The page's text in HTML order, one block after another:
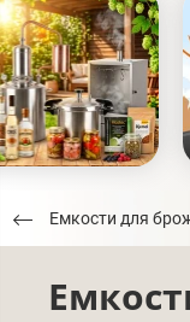
Емкости для